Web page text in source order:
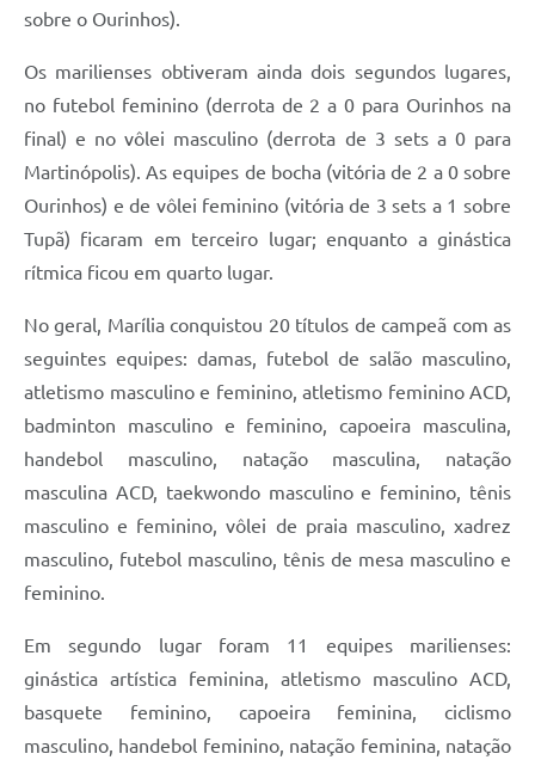
sobre o Ourinhos).
Os marilienses obtiveram ainda dois segundos lugares,
no futebol feminino (derrota de 2 a 0 para Ourinhos na
final) e no vôlei masculino (derrota de 3 sets a 0 para
Martinópolis). As equipes de bocha (vitória de 2 a 0 sobre
Ourinhos) e de vôlei feminino (vitória de 3 sets a 1 sobre
Tupã) ficaram em terceiro lugar; enquanto a ginástica
rítmica ficou em quarto lugar.
No geral, Marília conquistou 20 títulos de campeã com as
seguintes equipes: damas, futebol de salão masculino,
atletismo masculino e feminino, atletismo feminino ACD,
badminton masculino e feminino, capoeira masculina,
handebol masculino, natação masculina, natação
masculina ACD, taekwondo masculino e feminino, tênis
masculino e feminino, vôlei de praia masculino, xadrez
masculino, futebol masculino, tênis de mesa masculino e
feminino.
Em segundo lugar foram 11 equipes marilienses:
ginástica artística feminina, atletismo masculino ACD,
basquete feminino, capoeira feminina, ciclismo
masculino, handebol feminino, natação feminina, natação